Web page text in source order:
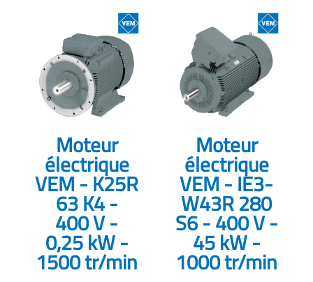
Moteur
électrique
VEM - K25R
63 K4 -
400 V -
0,25 kW -
1500 tr/min
Moteur
électrique
VEM - IE3-
W43R 280
S6 - 400 V -
45 kW -
1000 tr/min